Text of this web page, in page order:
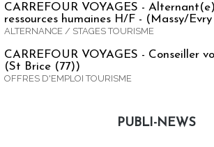
CARREFOUR VOYAGES -
ressources humaines H/F - (Massy/
ALTERNANCE / STAGES TOURISME
CARREFOUR VOYAGES - Conseiller
(St Brice (77))
OFFRES D'EMPLOI TOURISME
PUBLI-NEWS